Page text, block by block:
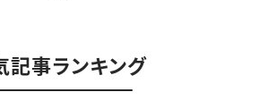
記事ランキング